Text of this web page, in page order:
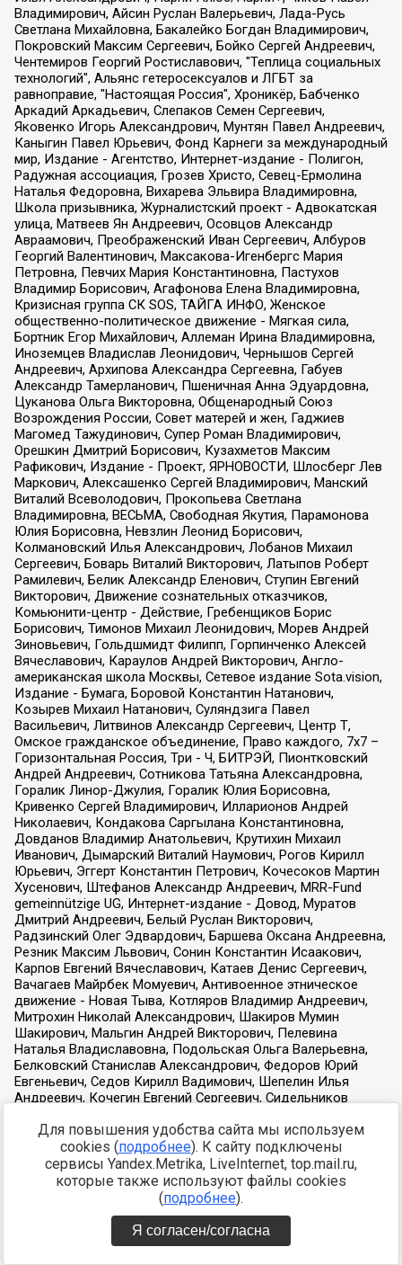
Для повышения удобства сайта мы используем
cookies (подробнее). К сайту подключены
сервисы Yandex.Metrika, LiveInternet, top.mail.ru,
которые также используют файлы cookies
(подробнее).
Я согласен/согласна